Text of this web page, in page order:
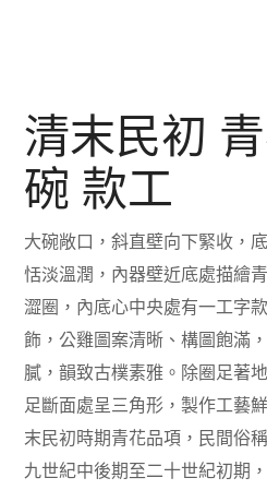
清末民初
碗 款工
大碗敞口，斜直壁向下緊收，
恬淡溫潤，內器壁近底處描繪
澀圈，內底心中央處有一工字
飾，公雞圖案清晰、構圖飽滿
膩，韻致古樸素雅。除圈足著
足斷面處呈三角形，製作工藝
末民初時期青花品項，民間俗
九世紀中後期至二十世紀初期